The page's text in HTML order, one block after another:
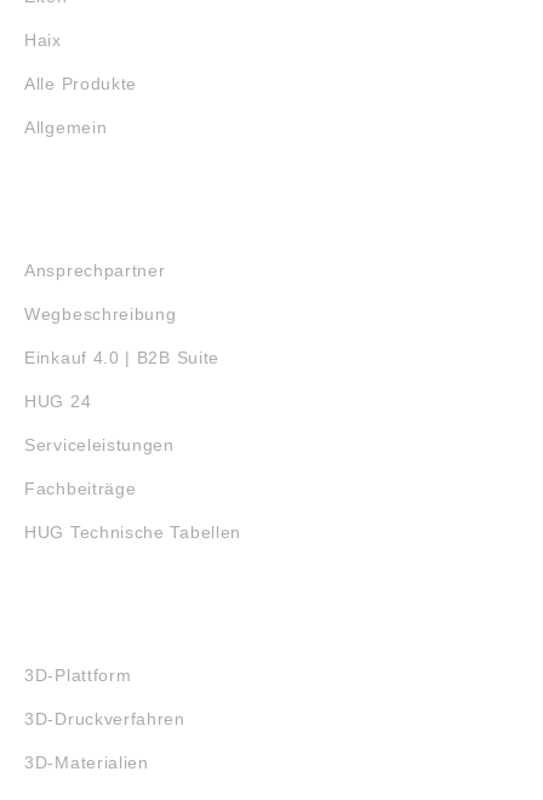
Haix
Alle Produkte
Allgemein
Ansprechpartner
Wegbeschreibung
Einkauf 4.0 | B2B Suite
HUG 24
Serviceleistungen
Fachbeiträge
HUG Technische Tabellen
3D-Plattform
3D-Druckverfahren
3D-Materialien